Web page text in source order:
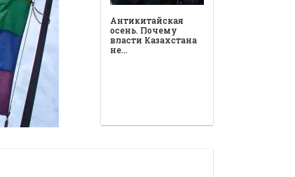
Антикитайская
осень. Почему
власти Казахстана
не…